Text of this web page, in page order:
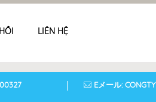
LIÊN HỆ
Eメール: